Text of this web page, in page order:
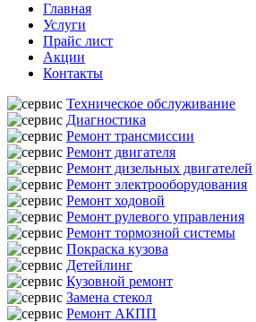
Главная
Услуги
Прайс лист
Акции
Контакты
Техническое обслуживание
Диагностика
Ремонт трансмиссии
Ремонт двигателя
Ремонт дизельных двигателей
Ремонт электрооборудования
Ремонт ходовой
Ремонт рулевого управления
Ремонт тормозной системы
Покраска кузова
Детейлинг
Кузовной ремонт
Замена стекол
Ремонт АКПП